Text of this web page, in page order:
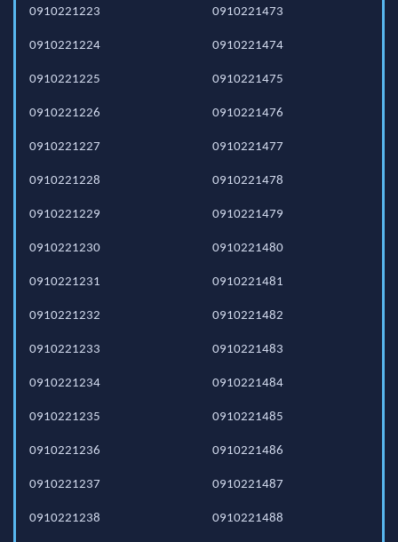
0910221223
0910221224
0910221225
0910221226
0910221227
0910221228
0910221229
0910221230
0910221231
0910221232
0910221233
0910221234
0910221235
0910221236
0910221237
0910221238
0910221473
0910221474
0910221475
0910221476
0910221477
0910221478
0910221479
0910221480
0910221481
0910221482
0910221483
0910221484
0910221485
0910221486
0910221487
0910221488